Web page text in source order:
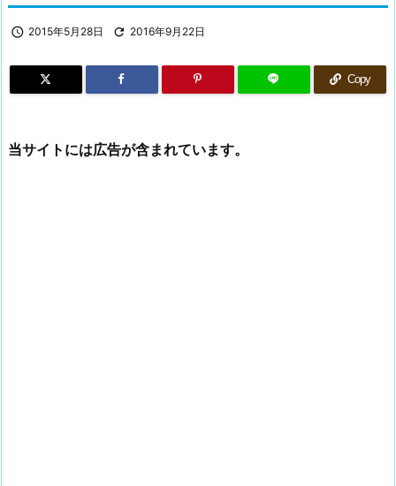
 2015年5月28日  2016年9月22日
Copy
当サイトには広告が含まれています。